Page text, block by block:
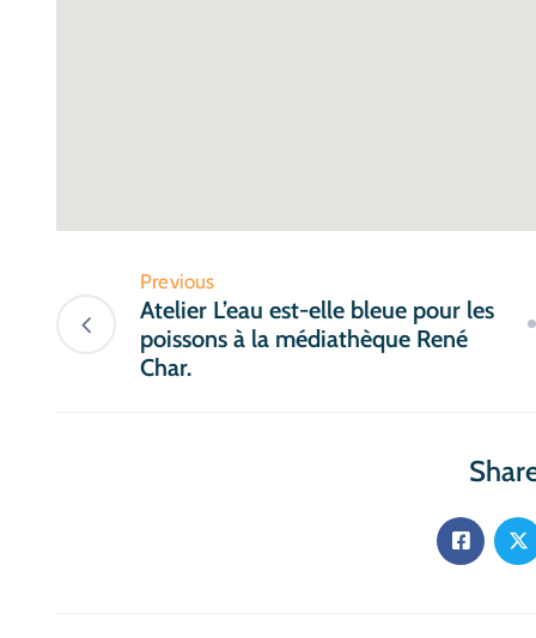
Previous
Atelier L’eau est-elle bleue pour les
poissons à la médiathèque René
Char.